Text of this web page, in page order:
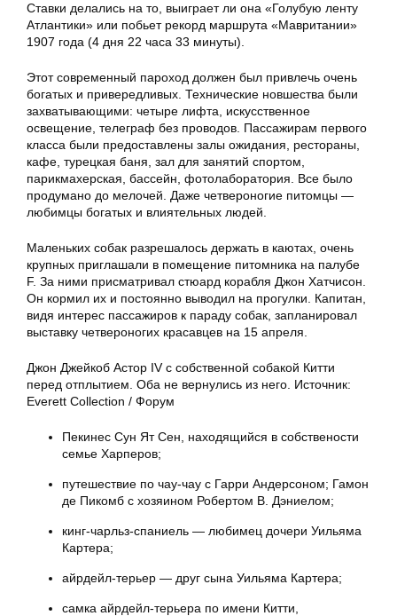
Ставки делались на то, выиграет ли она «Голубую ленту
Атлантики» или побьет рекорд маршрута «Мавритании»
1907 года (4 дня 22 часа 33 минуты).
Этот современный пароход должен был привлечь очень
богатых и привередливых. Технические новшества были
захватывающими: четыре лифта, искусственное
освещение, телеграф без проводов. Пассажирам первого
класса были предоставлены залы ожидания, рестораны,
кафе, турецкая баня, зал для занятий спортом,
парикмахерская, бассейн, фотолаборатория. Все было
продумано до мелочей. Даже четвероногие питомцы —
любимцы богатых и влиятельных людей.
Маленьких собак разрешалось держать в каютах, очень
крупных приглашали в помещение питомника на палубе
F. За ними присматривал стюард корабля Джон Хатчисон.
Он кормил их и постоянно выводил на прогулки. Капитан,
видя интерес пассажиров к параду собак, запланировал
выставку четвероногих красавцев на 15 апреля.
Джон Джейкоб Астор IV с собственной собакой Китти
перед отплытием. Оба не вернулись из него. Источник:
Everett Collection / Форум
Пекинес Сун Ят Сен, находящийся в собствености
семье Харперов;
путешествие по чау-чау с Гарри Андерсоном; Гамон
де Пикомб с хозяином Робертом В. Дэниелом;
кинг-чарльз-спаниель — любимец дочери Уильяма
Картера;
айрдейл-терьер — друг сына Уильяма Картера;
самка айрдейл-терьера по имени Китти,